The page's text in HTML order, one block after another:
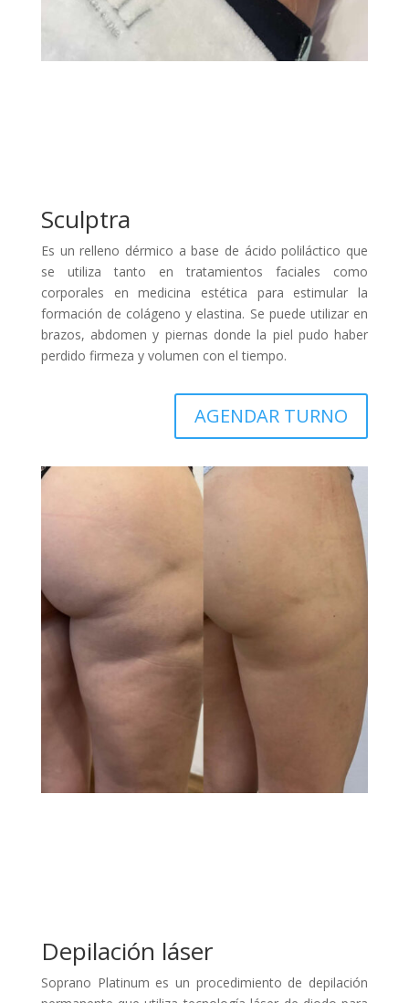
Sculptra
Es un relleno dérmico a base de ácido poliláctico que
se utiliza tanto en tratamientos faciales como
corporales en medicina estética para estimular la
formación de colágeno y elastina. Se puede utilizar en
brazos, abdomen y piernas donde la piel pudo haber
perdido firmeza y volumen con el tiempo.
AGENDAR TURNO
Depilación láser
Soprano Platinum es un procedimiento de depilación